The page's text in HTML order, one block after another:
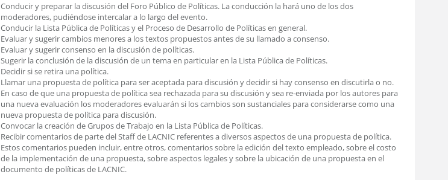
Conducir y preparar la discusión del Foro Público de Políticas. La conducción la hará uno de los dos
moderadores, pudiéndose intercalar a lo largo del evento.
Conducir la Lista Pública de Políticas y el Proceso de Desarrollo de Políticas en general.
Evaluar y sugerir cambios menores a los textos propuestos antes de su llamado a consenso.
Evaluar y sugerir consenso en la discusión de políticas.
Sugerir la conclusión de la discusión de un tema en particular en la Lista Pública de Políticas.
Decidir si se retira una política.
Llamar una propuesta de política para ser aceptada para discusión y decidir si hay consenso en discutirla o no.
En caso de que una propuesta de política sea rechazada para su discusión y sea re-enviada por los autores para
una nueva evaluación los moderadores evaluarán si los cambios son sustanciales para considerarse como una
nueva propuesta de política para discusión.
Convocar la creación de Grupos de Trabajo en la Lista Pública de Políticas.
Recibir comentarios de parte del Staff de LACNIC referentes a diversos aspectos de una propuesta de política.
Estos comentarios pueden incluir, entre otros, comentarios sobre la edición del texto empleado, sobre el costo
de la implementación de una propuesta, sobre aspectos legales y sobre la ubicación de una propuesta en el
documento de políticas de LACNIC.